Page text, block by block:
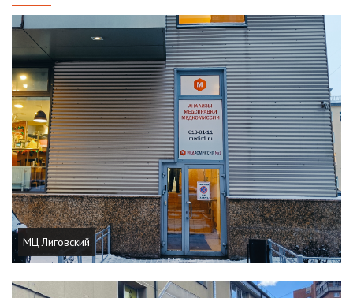
МЦ Лиговский